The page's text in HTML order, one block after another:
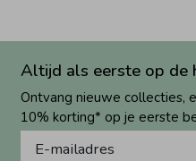
Altijd als eerste op de
Ontvang nieuwe collecties,
10% korting* op je eerste